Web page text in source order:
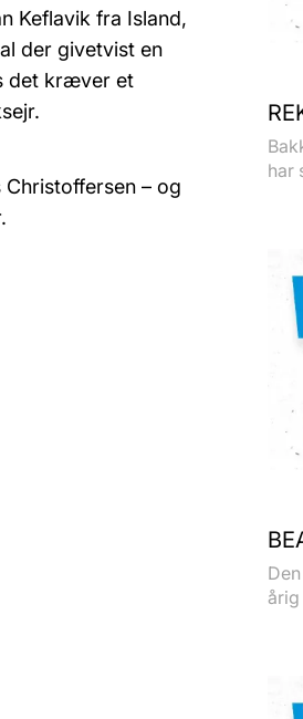
Keflavik fra Island,
der givetvist en
det kræver et
– og
har
årig